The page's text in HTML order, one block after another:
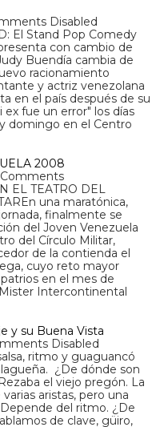
Disabled
El Stand Pop Comedy
con cambio de
Buendía cambia de
racionamiento
y actriz venezolana
en el país después de su
fue un error" los días
domingo en el Centro
2008
Comments
EL TEATRO DEL
una maratónica,
finalmente se
del Joven Venezuela
del Círculo Militar,
de la contienda el
cuyo reto mayor
en el mes de
Intercontinental
y su Buena Vista
Disabled
ritmo y guaguancó
¿De dónde son
el viejo pregón. La
aristas, pero una
del ritmo. ¿De
de clave, güiro,